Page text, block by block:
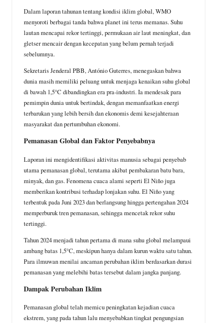
m
Dalam laporan tahunan tentang kondisi iklim global, WMO
menyoroti berbagai tanda bahwa planet ini terus memanas. Suhu
lautan mencapai rekor tertinggi, permukaan air laut meningkat, dan
gletser mencair dengan kecepatan yang belum pernah terjadi
sebelumnya.
Sekretaris Jenderal PBB, António Guterres, menegaskan bahwa
dunia masih memiliki peluang untuk menjaga kenaikan suhu global
di bawah 1,5°C dibandingkan era pra-industri. Ia mendesak para
pemimpin dunia untuk bertindak, dengan memanfaatkan energi
terbarukan yang lebih bersih dan ekonomis demi kesejahteraan
masyarakat dan pertumbuhan ekonomi.
Pemanasan Global dan Faktor Penyebabnya
Laporan ini mengidentifikasi aktivitas manusia sebagai penyebab
utama pemanasan global, terutama akibat pembakaran batu bara,
minyak, dan gas. Fenomena cuaca alami seperti El Niño juga
memberikan kontribusi terhadap lonjakan suhu. El Niño yang
terbentuk pada Juni 2023 dan berlangsung hingga pertengahan 2024
memperburuk tren pemanasan, sehingga mencetak rekor suhu
tertinggi.
Tahun 2024 menjadi tahun pertama di mana suhu global melampaui
ambang batas 1,5°C, meskipun hanya dalam kurun waktu satu tahun.
Para ilmuwan menilai ancaman perubahan iklim berdasarkan durasi
pemanasan yang melebihi batas tersebut dalam jangka panjang.
Dampak Perubahan Iklim
Pemanasan global telah memicu peningkatan kejadian cuaca
ekstrem, yang pada tahun lalu menyebabkan tingkat pengungsian